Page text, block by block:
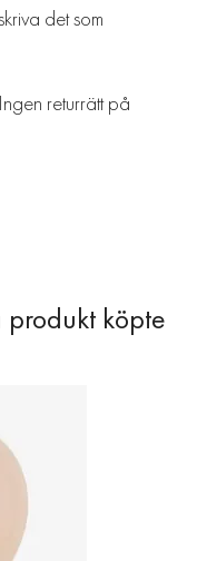
det som
returrätt på